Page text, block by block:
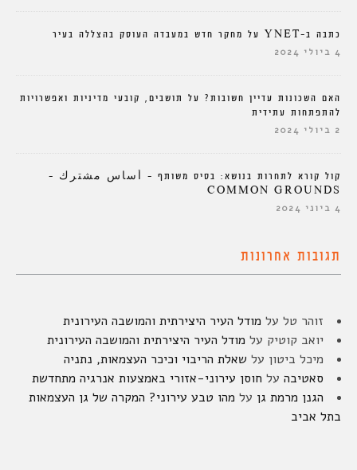
כתבה ב-YNET על מחקר חדש במעבדה העוסק בהצללה בעיר
4 ביולי 2024
האם השכונות עדיין חשובות? על תושבים, קובעי מדיניות ואפשרויות
להתפתחות עתידית
2 ביולי 2024
קול קורא לתחרות בנושא: בסיס משותף – أساس مشترك –
COMMON GROUNDS
4 ביוני 2024
תגובות אחרונות
זוהר טל על מודל העיר היצירתית והמושבה העירונית
יואב קוטיק על מודל העיר היצירתית והמושבה העירונית
מיכל ביטון על שאלת הריבוי וכיכר העצמאות, נתניה
סאטיבה על חוסן עירוני-אזורי באמצעות אנרגיה מתחדשת
הגנן מרמת גן על מהו טבע עירוני? המקרה של גן העצמאות
בתל אביב